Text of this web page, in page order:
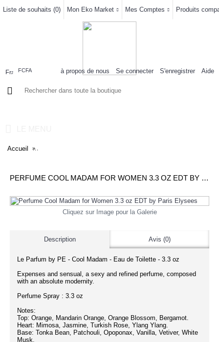
Liste de souhaits (0) Mon Eko Market Mes Comptes Produits
FCFA à propos de nous Se connecter S'enregistrer Aide
Accueil Perfume Cool Madam for Women 3.3 oz EDT by Paris Elysees
PERFUME COOL MADAM FOR WOMEN 3.3 OZ EDT BY PARIS ELYSEES
Cliquez sur Image pour la Galerie
Description Avis (0)
Le Parfum by PE - Cool Madam - Eau de Toilette - 3.3 oz
Expenses and sensual, a sexy and refined perfume, composed
with an absolute modernity.
Perfume Spray : 3.3 oz
Notes:
Top: Orange, Mandarin Orange, Orange Blossom, Bergamot.
Heart: Mimosa, Jasmine, Turkish Rose, Ylang Ylang.
Base: Tonka Bean, Patchouli, Opoponax, Vanilla, Vetiver, White
Musk.